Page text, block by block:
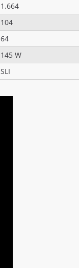
1.664
104
64
145 W
SLI